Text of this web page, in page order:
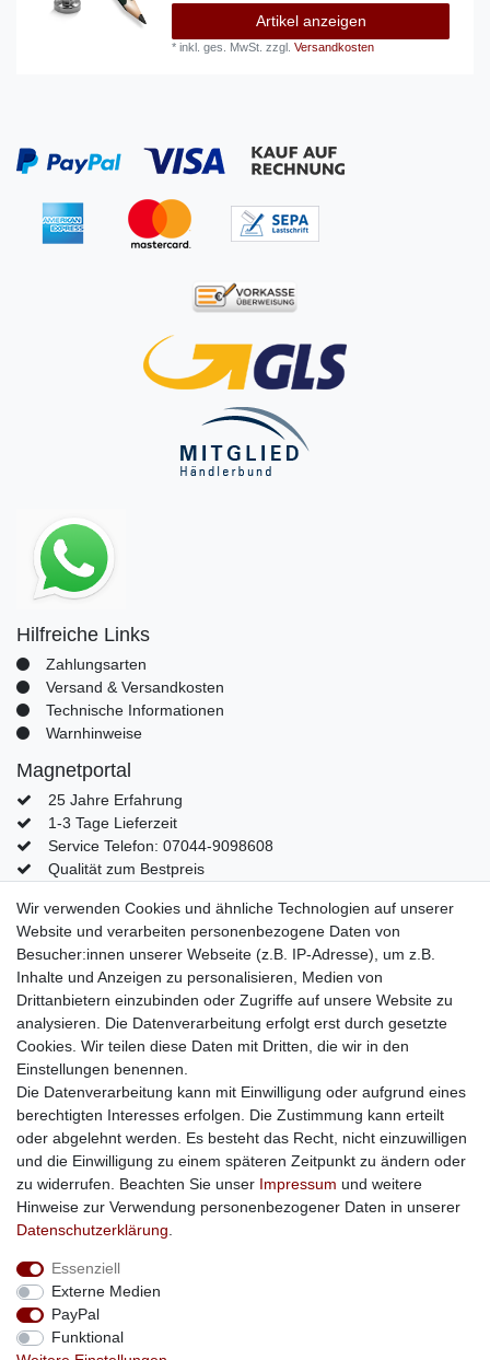
Artikel anzeigen
*inkl. ges. MwSt. zzgl.Versandkosten
Hilfreiche Links
Zahlungsarten
Versand & Versandkosten
Technische Informationen
Warnhinweise
Magnetportal
25 Jahre Erfahrung
1-3 Tage Lieferzeit
Service Telefon: 07044-9098608
Qualität zum Bestpreis
Mein Konto
Konto
Login
Kontaktformular
Impressum Daten­schutz­erklärung
Barrierefreiheitserklärung Widerrufs­recht
Vertrag widerrufen Kontakt
Wir verwenden Cookies und ähnliche Technologien auf unserer
Website und verarbeiten personenbezogene Daten von
Besucher:innen unserer Webseite (z.B. IP-Adresse), um z.B.
Inhalte und Anzeigen zu personalisieren, Medien von
Drittanbietern einzubinden oder Zugriffe auf unsere Website zu
analysieren. Die Datenverarbeitung erfolgt erst durch gesetzte
Cookies. Wir teilen diese Daten mit Dritten, die wir in den
Einstellungen benennen.
Die Datenverarbeitung kann mit Einwilligung oder aufgrund eines
berechtigten Interesses erfolgen. Die Zustimmung kann erteilt
oder abgelehnt werden. Es besteht das Recht, nicht einzuwilligen
und die Einwilligung zu einem späteren Zeitpunkt zu ändern oder
zu widerrufen. Beachten Sie unser Impressum und weitere
Hinweise zur Verwendung personenbezogener Daten in unserer
Daten­schutz­erklärung
Essenziell
Externe Medien
PayPal
Funktional